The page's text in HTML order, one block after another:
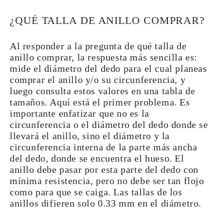
¿QUÉ TALLA DE ANILLO COMPRAR?
Al responder a la pregunta de qué talla de
anillo comprar, la respuesta más sencilla es:
mide el diámetro del dedo para el cual planeas
comprar el anillo y/osu circunferencia, y
luego consulta estos valores en una tabla de
tamaños. Aquí está el primer problema. Es
importante enfatizar que no es la
circunferencia o el diámetro del dedo donde se
llevará el anillo, sino el diámetro y la
circunferencia interna de la parte más ancha
del dedo, donde se encuentra el hueso. El
anillo debe pasar por esta parte del dedo con
mínima resistencia, pero no debe ser tan flojo
como para que se caiga.Las tallas de los
anillos difieren solo 0.33 mm en el diámetro.